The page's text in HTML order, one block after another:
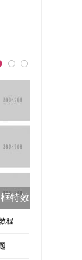
程